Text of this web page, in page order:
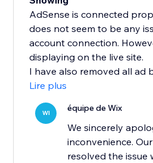
AdSense is connected
does not seem to be any
account connection.
displaying on the live site.
I have also removed all ad
Lire plus
WI équipe de Wix
We sincerely
inconvenience.
resolved the issue